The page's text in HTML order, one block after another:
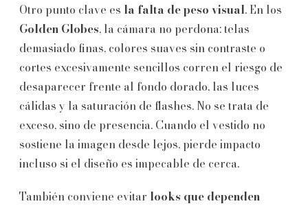
Otro punto clave es la falta de peso visual. En los
Golden Globes, la cámara no perdona: telas
demasiado finas, colores suaves sin contraste o
cortes excesivamente sencillos corren el riesgo de
desaparecer frente al fondo dorado, las luces
cálidas y la saturación de flashes. No se trata de
exceso, sino de presencia. Cuando el vestido no
sostiene la imagen desde lejos, pierde impacto
incluso si el diseño es impecable de cerca.
También conviene evitar looks que dependen